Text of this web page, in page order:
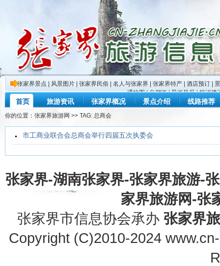
张家界景点 风景图片 张家界民俗 名人与张家界 张家界特产 酒店预订
通地图|自驾游|导游风采|投诉建
首页 旅游资讯 张家界概况 景点介绍 线路推荐
你的位置： 张家界旅游网 >> TAG: 总商会
市工商业联合会总商会举行四届五次执委会
张家界-湖南张家界-张家界旅游-
家界旅游网-张
张家界市信息协会承办 张家界
Copyright (C)2010-2024